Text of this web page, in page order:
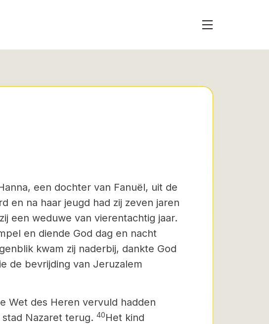
een dochter van Fanuël, uit de
en na haar jeugd had zij zeven jaren
een weduwe van vierentachtig jaar.
en diende God dag en nacht
kwam zij naderbij, dankte God
de bevrijding van Jeruzalem
Wet des Heren vervuld hadden
Nazaret terug. 40Het kind